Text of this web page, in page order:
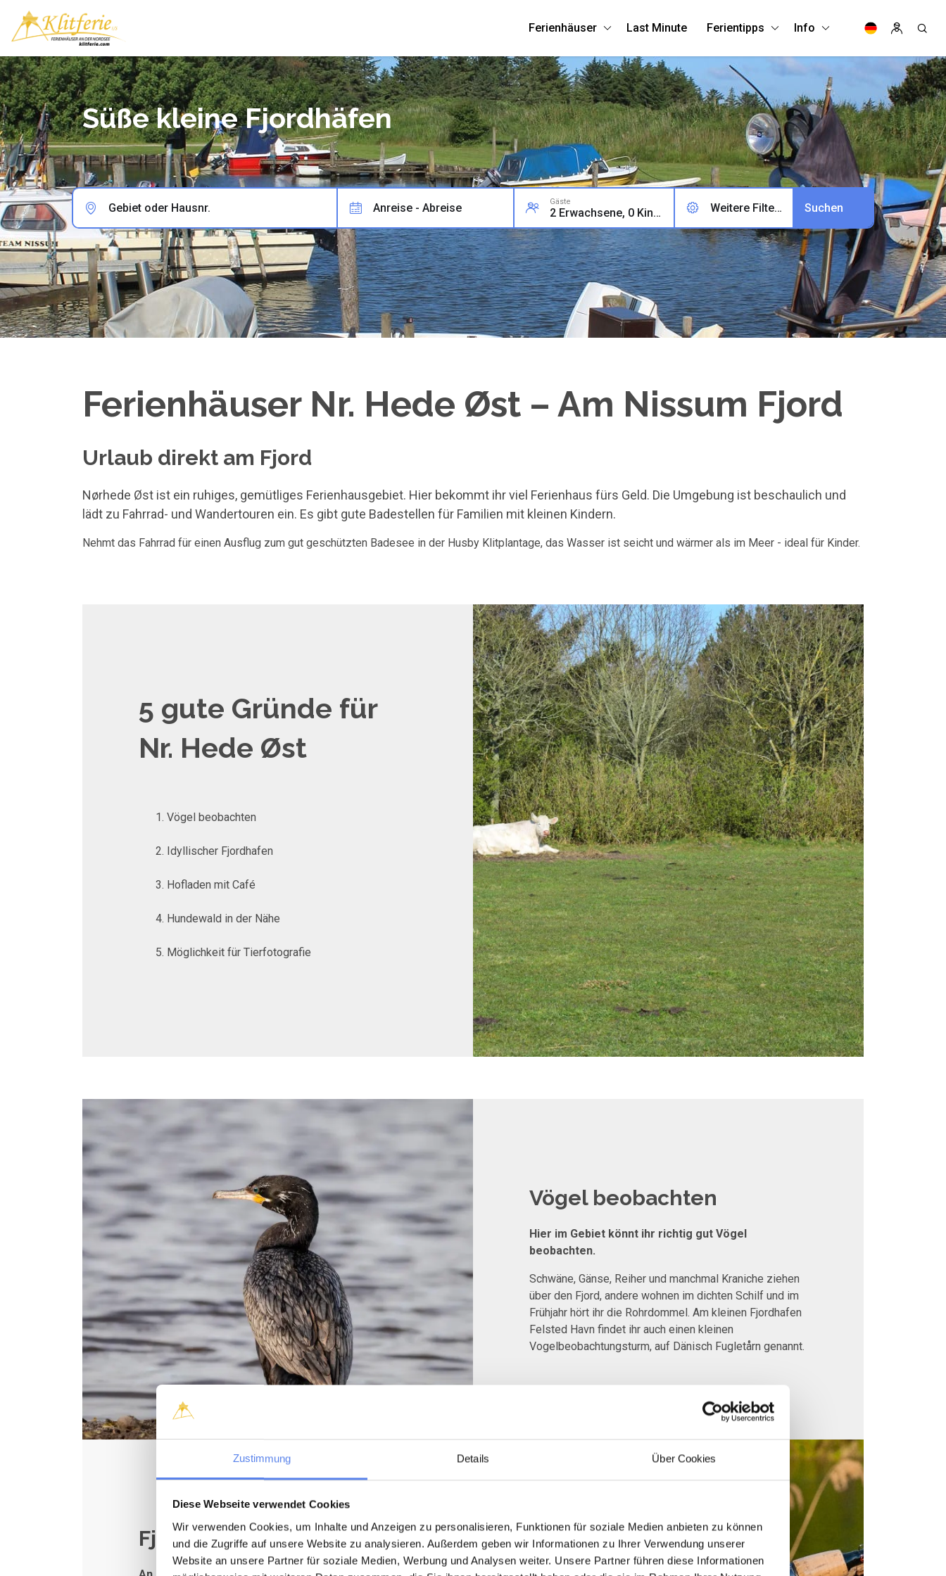
Zustimmung Details Über Cookies
Diese Webseite verwendet Cookies
Wir verwenden Cookies, um Inhalte und Anzeigen zu personalisieren, Funktionen für soziale Medien anbieten zu können
und die Zugriffe auf unsere Website zu analysieren. Außerdem geben wir Informationen zu Ihrer Verwendung unserer
Website an unsere Partner für soziale Medien, Werbung und Analysen weiter. Unsere Partner führen diese Informationen
Ferienhäuser Last Minute Ferientipps Info
Süße kleine Fjordhäfen
Gebiet oder Hausnr. Anreise - Abreise Gäste
2 Erwachsene, 0 Kinder, 0 Haustiere Weitere Filter (0)
Ferienhäuser Nr. Hede Øst – Am Nissum Fjord
Urlaub direkt am Fjord
Nørhede Øst ist ein ruhiges, gemütliges Ferienhausgebiet. Hier bekommt ihr viel Ferienhaus fürs Geld. Die Umgebung ist beschaulich und
lädt zu Fahrrad- und Wandertouren ein. Es gibt gute Badestellen für Familien mit kleinen Kindern.
Nehmt das Fahrrad für einen Ausflug zum gut geschützten Badesee in der Husby Klitplantage, das Wasser ist seicht und wärmer als im Meer - ideal für Kinder.
5 gute Gründe für
Nr. Hede Øst
Vögel beobachten
Idyllischer Fjordhafen
Hofladen mit Café
Hundewald in der Nähe
Möglichkeit für Tierfotografie
Vögel beobachten
Hier im Gebiet könnt ihr richtig gut Vögel
beobachten.
Schwäne, Gänse, Reiher und manchmal Kraniche ziehen
über den Fjord, andere wohnen im dichten Schilf und im
Frühjahr hört ihr die Rohrdommel. Am kleinen Fjordhafen
Felsted Havn findet ihr auch einen kleinen
Vogelbeobachtungsturm, auf Dänisch Fugletårn genannt.
Fjordhafen Felsted Havn